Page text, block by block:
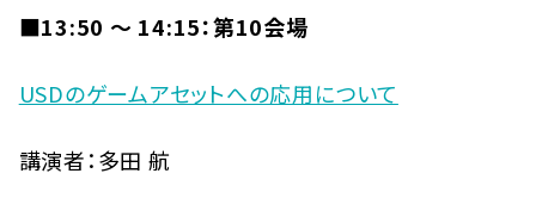
■13:50 〜 14:15：第10会場
USDのゲームアセットへの応用について
講演者：多田 航